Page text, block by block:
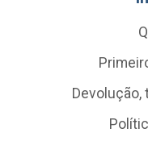
Devolução,